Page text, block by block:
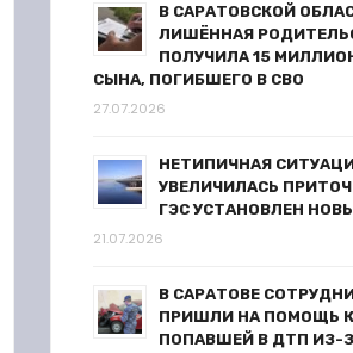
В САРАТОВСКОЙ
ЛИШЁННАЯ
ПОЛУЧИЛА 15
СЫНА, ПОГИБШЕГО В СВО
27.07.2026
НЕТИПИЧНАЯ
УВЕЛИЧИЛАСЬ
ГЭС УСТАНОВЛЕН
21.07.2026
В САРАТОВЕ
ПРИШЛИ НА ПОМОЩЬ
ПОПАВШЕЙ В ДТП ИЗ-